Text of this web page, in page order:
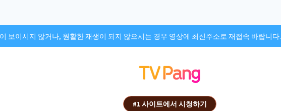
보이시지 않거나, 원활한 재생이 되지 않으시는 경우 영상에 최신주소로 재접속 바랍니다.
#1 사이트에서 시청하기